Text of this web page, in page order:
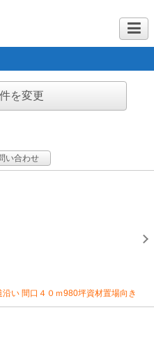
を変更
い合わせ
い 間口４０ｍ980坪資材置場向き